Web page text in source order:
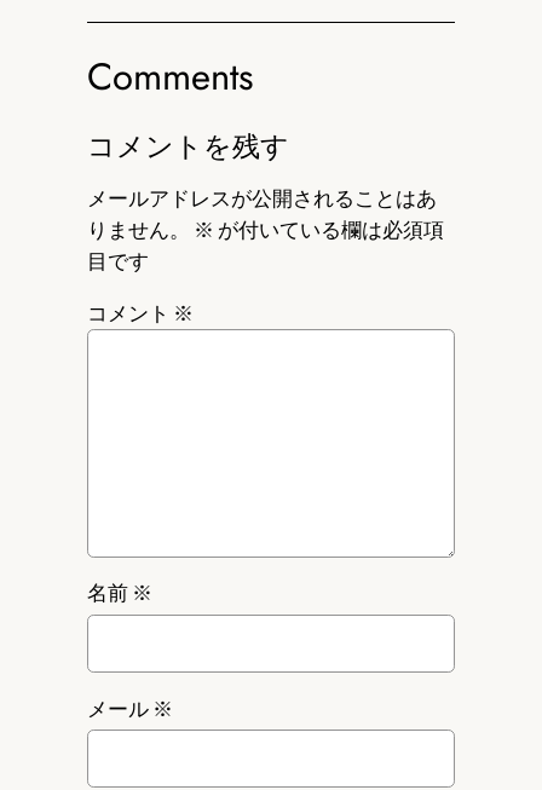
Comments
コメントを残す
メールアドレスが公開されることはあ
りません。
※ が付いている欄は必須項
目です
コメント ※
名前 ※
メール ※